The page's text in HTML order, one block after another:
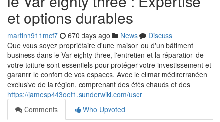
et options durables
martinh911mcf7 670 days ago News
Discuss
Que vous soyez propriétaire d'une maison ou d'un bâtiment
business dans le Var eighty three, l'entretien et la réparation de
votre toiture sont essentiels pour protéger votre investissement et
garantir le confort de vos espaces. Avec le climat méditerranéen
exclusive de la région, comprenant des étés chauds et des
https://jamesp443oet1.sunderwiki.com/user
Comments
Who Upvoted